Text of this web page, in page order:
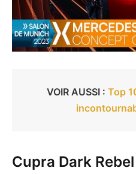
VOIR AUSSI : Top
Cupra Dark Rebel